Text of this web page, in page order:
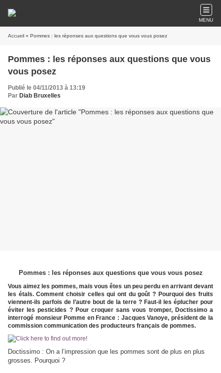
MENU
Accueil » Pommes : les réponses aux questions que vous vous posez
Pommes : les réponses aux questions que vous
vous posez
Publié le 04/11/2013 à 13:19
Par Diab Bruxelles
Pommes : les réponses aux questions que vous vous posez
Vous aimez les pommes, mais vous êtes un peu perdu en arrivant devant
les étals. Comment choisir celles qui ont du goût ? Pourquoi des fruits
viennent-ils parfois de l’autre bout de la terre ? Faut-il les éplucher pour
éviter les pesticides ? Pour croquer sans vous tromper, Doctissimo a
interrogé monsieur Pomme en France : Jacques Vanoye, président de la
commission communication des producteurs français de pommes.
Doctissimo : On a l’impression que les pommes sont de plus en plus
grosses. Pourquoi ?